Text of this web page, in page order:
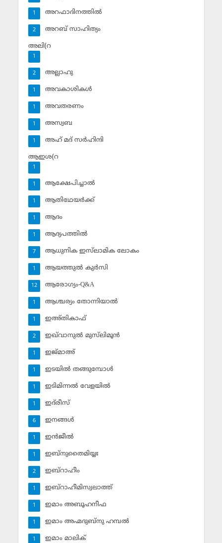
അറഫാദിനത്തില്‍
1
അറബ് സാഹിത്യം
2
അലി(റ
1
അല്ലാഹു
2
അവകാശികള്‍
1
അവതരണം
1
അസ്വബ
1
അഹ് മദ് സര്‍ഹിന്ദി
1
ആഇശ(റ
1
ആക്ഷേപിച്ചാല്‍
1
ആതിഥേയര്‍ക്ക്
1
ആദം
1
ആദ്യപത്തില്‍
1
ആധുനിക ഇസ്‌ലാമിക ലോകം
7
ആയത്തുല്‍ കുര്‍സി
1
ആരോഗ്യം-Q&A
12
ആശ്ചര്യം തോന്നിയാല്‍
1
ഇഅ്തികാഫ്‌
1
ഇഖ്‌വാനുല്‍ മുസ്‌ലിമൂന്‍
2
ഇജ്മാഅ്
1
ഇടയില്‍ തങ്ങുമ്പോള്‍
1
ഇടിമിന്നല്‍ വേളയില്‍
1
ഇദ്‌രീസ്‌
1
ഇനങ്ങള്‍
6
ഇന്‍ജീല്‍
1
ഇബ്‌നുതൈമിയ്യഃ
1
ഇബ്‌റാഹീം
2
ഇബ്‌റാഹീമിസ്വലാത്ത്
1
ഇമാം അബൂഹനീഫ
1
ഇമാം അഹ്മദുബ്‌നു ഹമ്പല്‍
1
ഇമാം മാലിക്
1